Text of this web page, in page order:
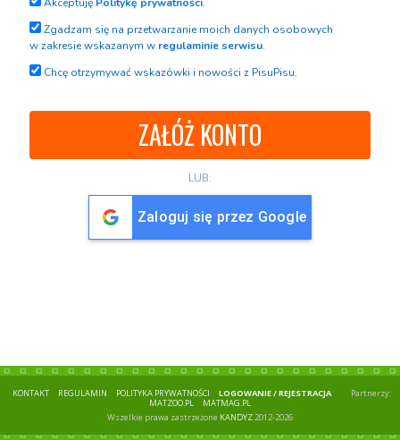
Zgadzam się na przetwarzanie moich danych osobowych
w zakresie wskazanym w regulaminie serwisu.
Chcę otrzymywać wskazówki i nowości z PisuPisu.
LUB:
Zaloguj się przez Google
KONTAKT REGULAMIN POLITYKA PRYWATNOŚCI LOGOWANIE / REJESTRACJA
Partnerzy:
MATZOO.PL
MATMAG.PL
Wszelkie prawa zastrzeżone KANDYZ2012-2026